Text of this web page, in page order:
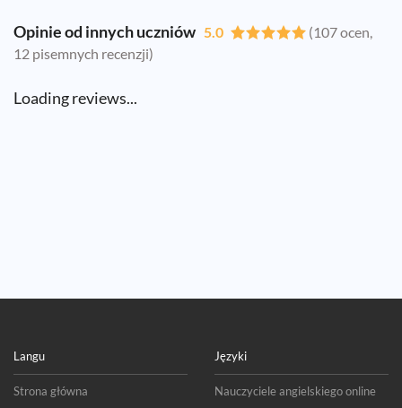
Opinie od innych uczniów 5.0
(107 ocen,
12 pisemnych recenzji)
Loading reviews...
Langu
Strona główna
Języki
Nauczyciele angielskiego online